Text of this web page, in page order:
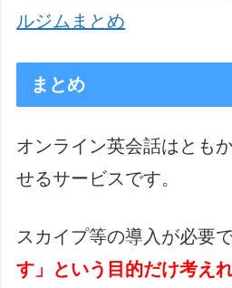
ルジムまとめ
まとめ
オンライン英会話はとも
せるサービスです。
スカイプ等の導入が必要で
す」という目的だけ考え